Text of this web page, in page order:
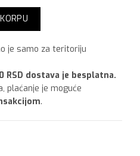
je samo za teritoriju
RSD dostava je besplatna.
plaćanje je moguće
.